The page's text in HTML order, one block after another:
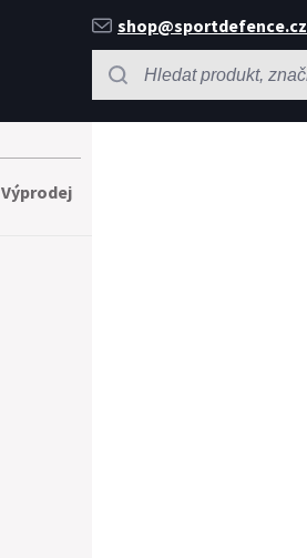
shop@sportdefence.cz
Výprodej